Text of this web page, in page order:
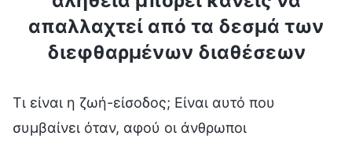
απαλλαχτεί από τα δεσμά των
διεφθαρμένων διαθέσεων
Τι είναι η ζωή-είσοδος; Είναι αυτό που
συμβαίνει όταν, αφού οι άνθρωποι